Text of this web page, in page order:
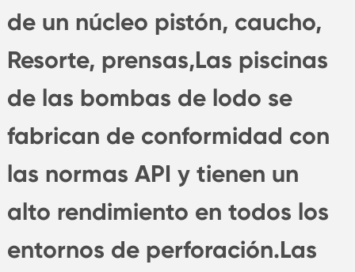
de un núcleo pistón, caucho,
Resorte, prensas,Las piscinas
de las bombas de lodo se
fabrican de conformidad con
las normas API y tienen un
alto rendimiento en todos los
entornos de perforación.Las